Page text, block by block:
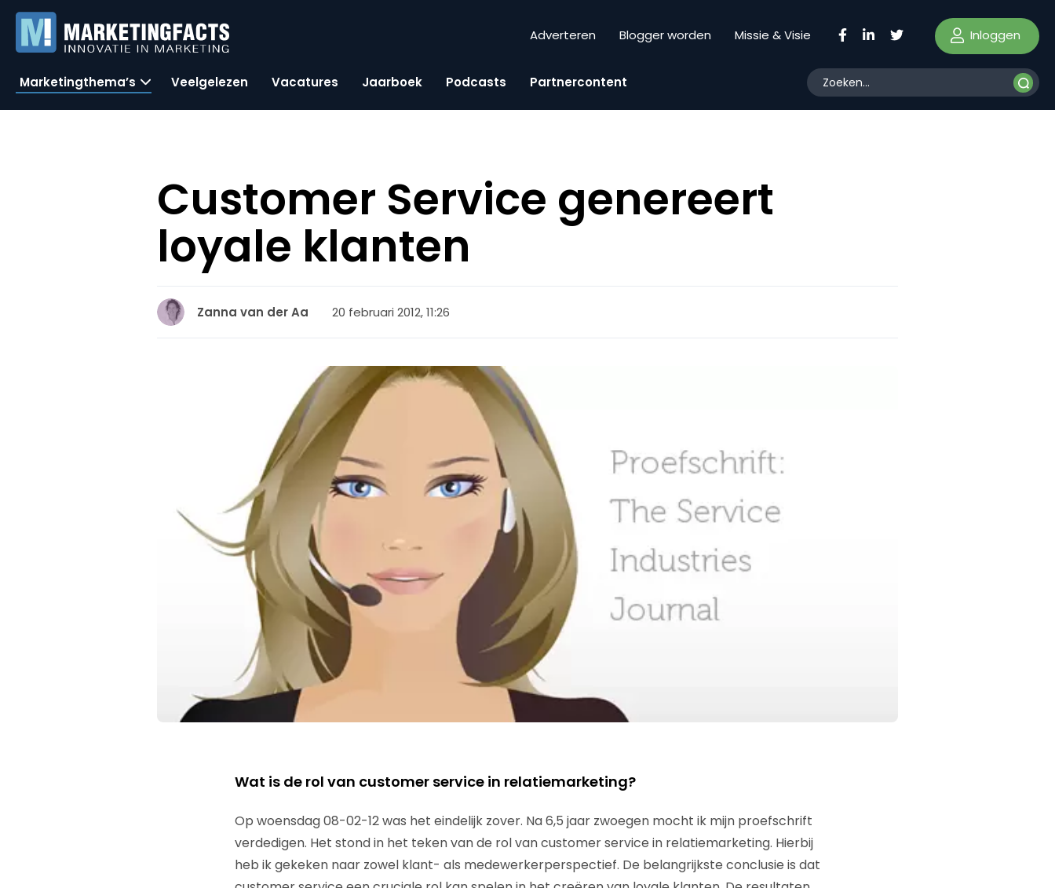
Adverteren Blogger worden Missie & Visie Inloggen
Marketingthema’s Veelgelezen Vacatures Jaarboek Podcasts Partnercontent
Customer Service genereert
loyale klanten
Zanna van der Aa 20 februari 2012, 11:26
Wat is de rol van customer service in relatiemarketing?
Op woensdag 08-02-12 was het eindelijk zover. Na 6,5 jaar zwoegen mocht ik mijn proefschrift
verdedigen. Het stond in het teken van de rol van customer service in relatiemarketing. Hierbij
heb ik gekeken naar zowel klant- als medewerkerperspectief. De belangrijkste conclusie is dat